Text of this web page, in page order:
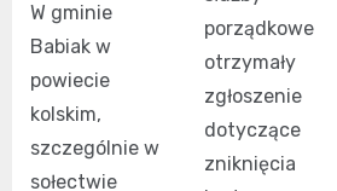
W gminie
Babiak w
powiecie
kolskim,
szczególnie w
sołectwie
porządkowe
otrzymały
zgłoszenie
dotyczące
zniknięcia